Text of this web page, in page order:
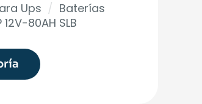
Ups / Baterías
12V-80AH SLB